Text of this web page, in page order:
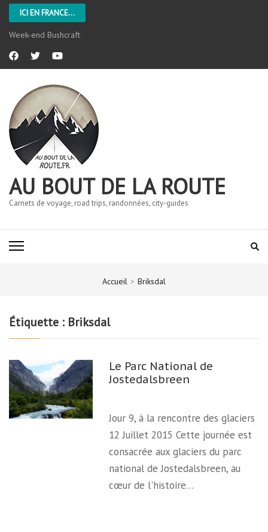
ICI EN FRANCE...
Week-end Bushcraft
AU BOUT DE LA ROUTE
Carnets de voyage, road trips, randonnées, city-guides
Accueil > Briksdal
Étiquette : Briksdal
Le Parc National de
Jostedalsbreen
Jour 9, à la rencontre des glaciers
12 Juillet 2015 Cette journée est
consacrée aux glaciers du parc
national de Jostedalsbreen, au
cœur de l'histoire…